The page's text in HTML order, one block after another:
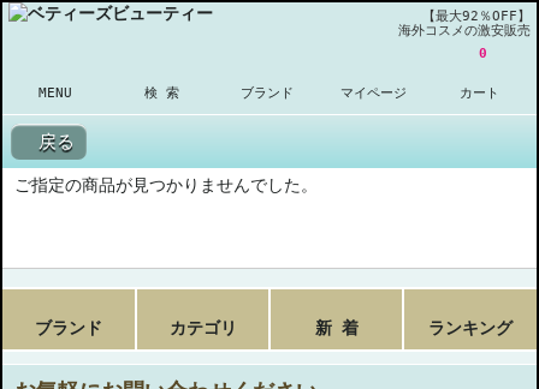
【最大92％OFF】
海外コスメの激安販売
MENU 検 索 ブランド マイページ
0
カート
戻る
ご指定の商品が見つかりませんでした。
ブランド カテゴリ 新 着 ランキング